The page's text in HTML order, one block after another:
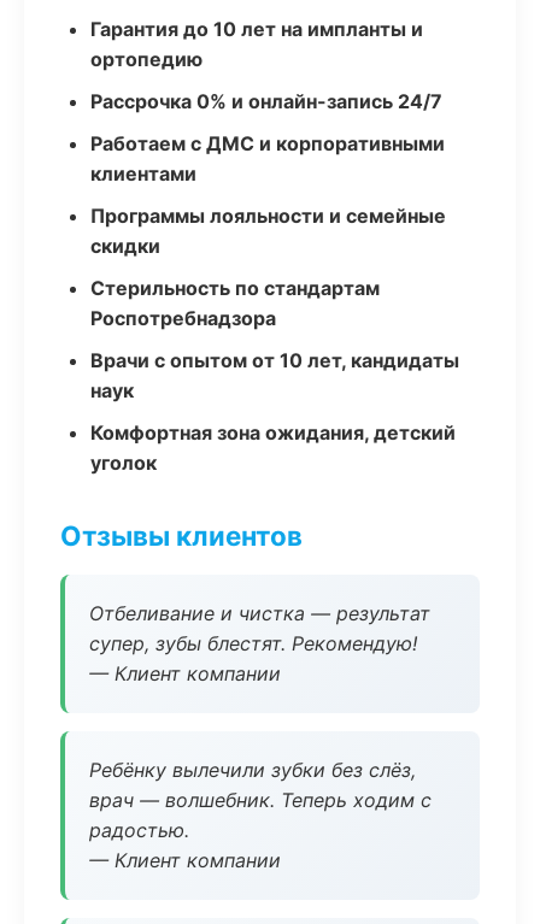
Гарантия до 10 лет на импланты и
ортопедию
Рассрочка 0% и онлайн-запись 24/7
Работаем с ДМС и корпоративными
клиентами
Программы лояльности и семейные
скидки
Стерильность по стандартам
Роспотребнадзора
Врачи с опытом от 10 лет, кандидаты
наук
Комфортная зона ожидания, детский
уголок
Отзывы клиентов
Отбеливание и чистка — результат
супер, зубы блестят. Рекомендую!
— Клиент компании
Ребёнку вылечили зубки без слёз,
врач — волшебник. Теперь ходим с
радостью.
— Клиент компании